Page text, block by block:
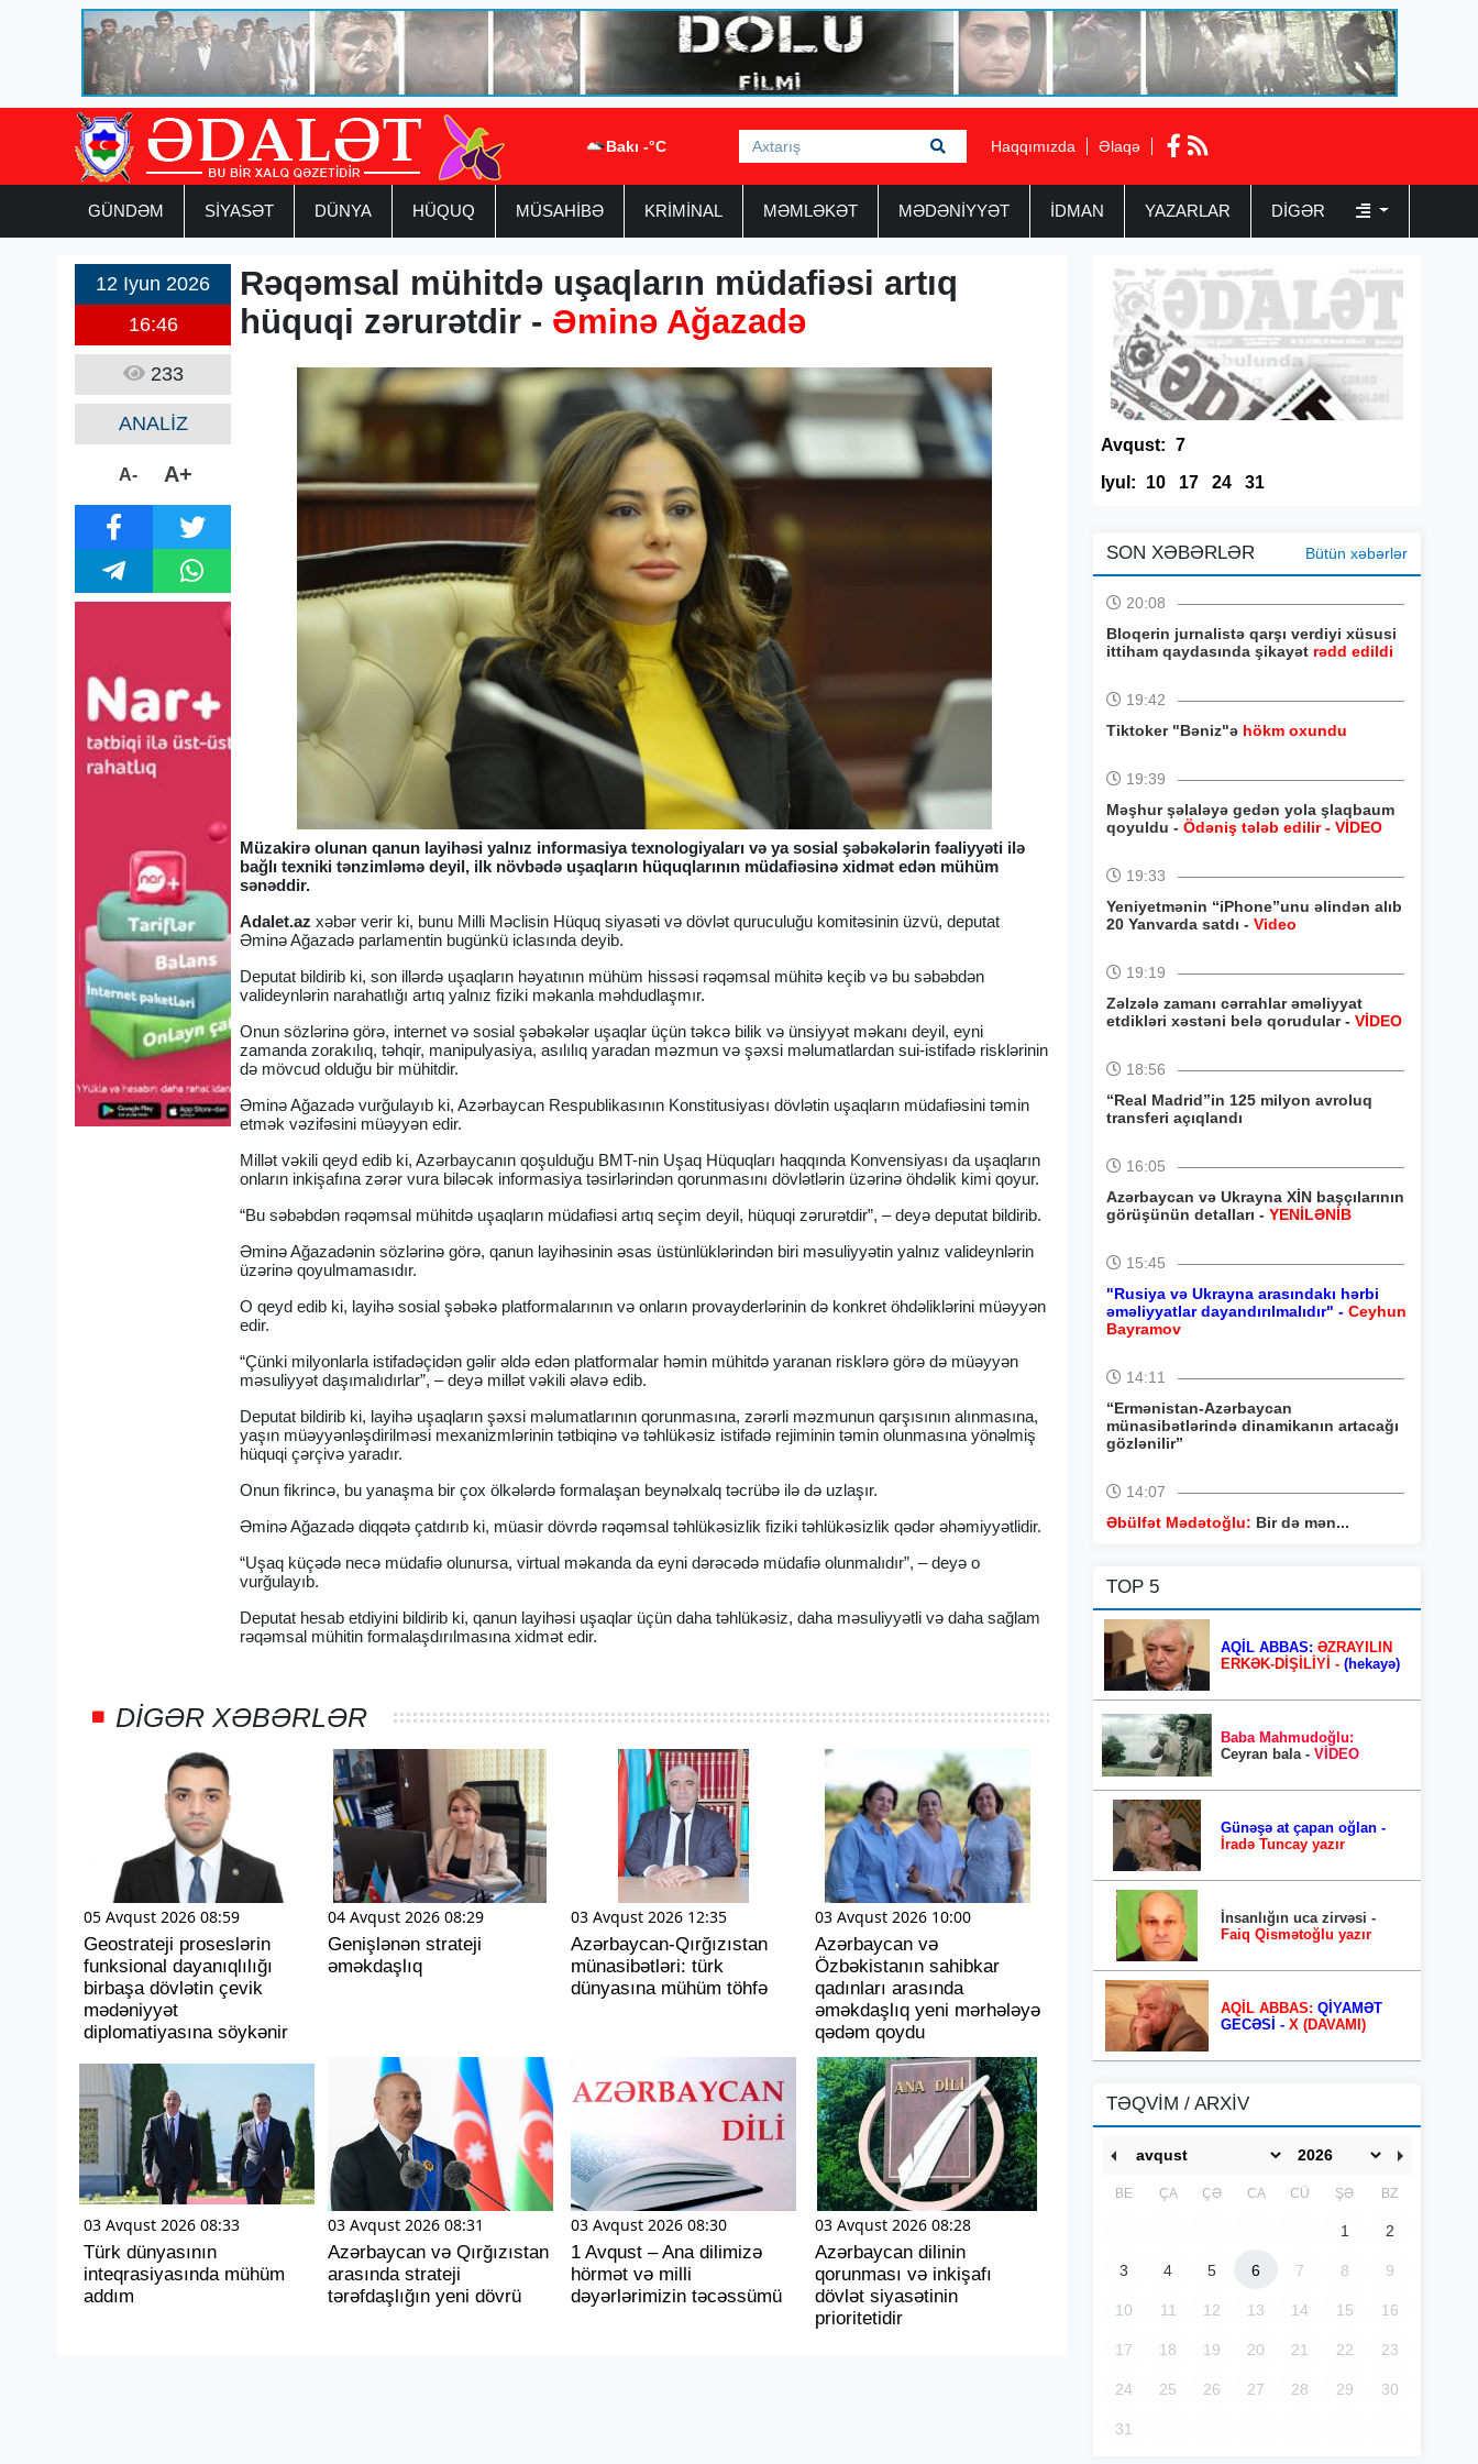
Bakı -°C Haqqımızda Əlaqə
GÜNDƏM SİYASƏT DÜNYA HÜQUQ MÜSAHİBƏ KRİMİNAL MƏMLƏKƏT MƏDƏNİYYƏT İDMAN YAZARLAR DIGƏR
12 Iyun 2026
16:46
233
ANALİZ
A- A+
Rəqəmsal mühitdə uşaqların müdafiəsi artıq
hüquqi zərurətdir - Əminə Ağazadə
Müzakirə olunan qanun layihəsi yalnız informasiya texnologiyaları və ya sosial şəbəkələrin fəaliyyəti ilə
bağlı texniki tənzimləmə deyil, ilk növbədə uşaqların hüquqlarının müdafiəsinə xidmət edən mühüm
sənəddir.
Adalet.az xəbər verir ki, bunu Milli Məclisin Hüquq siyasəti və dövlət quruculuğu komitəsinin üzvü, deputat
Əminə Ağazadə parlamentin bugünkü iclasında deyib.
Deputat bildirib ki, son illərdə uşaqların həyatının mühüm hissəsi rəqəmsal mühitə keçib və bu səbəbdən
valideynlərin narahatlığı artıq yalnız fiziki məkanla məhdudlaşmır.
Onun sözlərinə görə, internet və sosial şəbəkələr uşaqlar üçün təkcə bilik və ünsiyyət məkanı deyil, eyni
zamanda zorakılıq, təhqir, manipulyasiya, asılılıq yaradan məzmun və şəxsi məlumatlardan sui-istifadə risklərinin
də mövcud olduğu bir mühitdir.
Əminə Ağazadə vurğulayıb ki, Azərbaycan Respublikasının Konstitusiyası dövlətin uşaqların müdafiəsini təmin
etmək vəzifəsini müəyyən edir.
Millət vəkili qeyd edib ki, Azərbaycanın qoşulduğu BMT-nin Uşaq Hüquqları haqqında Konvensiyası da uşaqların
onların inkişafına zərər vura biləcək informasiya təsirlərindən qorunmasını dövlətlərin üzərinə öhdəlik kimi qoyur.
“Bu səbəbdən rəqəmsal mühitdə uşaqların müdafiəsi artıq seçim deyil, hüquqi zərurətdir”, – deyə deputat bildirib.
Əminə Ağazadənin sözlərinə görə, qanun layihəsinin əsas üstünlüklərindən biri məsuliyyətin yalnız valideynlərin
üzərinə qoyulmamasıdır.
O qeyd edib ki, layihə sosial şəbəkə platformalarının və onların provayderlərinin də konkret öhdəliklərini müəyyən
edir.
“Çünki milyonlarla istifadəçidən gəlir əldə edən platformalar həmin mühitdə yaranan risklərə görə də müəyyən
məsuliyyət daşımalıdırlar”, – deyə millət vəkili əlavə edib.
Deputat bildirib ki, layihə uşaqların şəxsi məlumatlarının qorunmasına, zərərli məzmunun qarşısının alınmasına,
yaşın müəyyənləşdirilməsi mexanizmlərinin tətbiqinə və təhlükəsiz istifadə rejiminin təmin olunmasına yönəlmiş
hüquqi çərçivə yaradır.
Onun fikrincə, bu yanaşma bir çox ölkələrdə formalaşan beynəlxalq təcrübə ilə də uzlaşır.
Əminə Ağazadə diqqətə çatdırıb ki, müasir dövrdə rəqəmsal təhlükəsizlik fiziki təhlükəsizlik qədər əhəmiyyətlidir.
“Uşaq küçədə necə müdafiə olunursa, virtual məkanda da eyni dərəcədə müdafiə olunmalıdır”, – deyə o
vurğulayıb.
Deputat hesab etdiyini bildirib ki, qanun layihəsi uşaqlar üçün daha təhlükəsiz, daha məsuliyyətli və daha sağlam
rəqəmsal mühitin formalaşdırılmasına xidmət edir.
DIGƏR XƏBƏRLƏR
05 Avqust 2026 08:59
Geostrateji proseslərin
funksional dayanıqlılığı
birbaşa dövlətin çevik
mədəniyyət
diplomatiyasına söykənir
04 Avqust 2026 08:29
Genişlənən strateji
əməkdaşlıq
03 Avqust 2026 12:35
Azərbaycan-Qırğızıstan
münasibətləri: türk
dünyasına mühüm töhfə
03 Avqust 2026 10:00
Azərbaycan və
Özbəkistanın sahibkar
qadınları arasında
əməkdaşlıq yeni mərhələyə
qədəm qoydu
03 Avqust 2026 08:33
Türk dünyasının
inteqrasiyasında mühüm
addım
03 Avqust 2026 08:31
Azərbaycan və Qırğızıstan
arasında strateji
tərəfdaşlığın yeni dövrü
03 Avqust 2026 08:30
1 Avqust – Ana dilimizə
hörmət və milli
dəyərlərimizin təcəssümü
03 Avqust 2026 08:28
Azərbaycan dilinin
qorunması və inkişafı
dövlət siyasətinin
prioritetidir
Avqust: 7
Iyul:
10 17 24 31
SON XƏBƏRLƏR Bütün xəbərlər
20:08
Bloqerin jurnalistə qarşı verdiyi xüsusi
ittiham qaydasında şikayət rədd edildi
19:42
Tiktoker "Bəniz"ə hökm oxundu
19:39
Məşhur şəlaləyə gedən yola şlaqbaum
qoyuldu - Ödəniş tələb edilir - VİDEO
19:33
Yeniyetmənin “iPhone”unu əlindən alıb
20 Yanvarda satdı - Video
19:19
Zəlzələ zamanı cərrahlar əməliyyat
etdikləri xəstəni belə qorudular - VİDEO
18:56
“Real Madrid”in 125 milyon avroluq
transferi açıqlandı
16:05
Azərbaycan və Ukrayna XİN başçılarının
görüşünün detalları - YENİLƏNİB
15:45
"Rusiya və Ukrayna arasındakı hərbi
əməliyyatlar dayandırılmalıdır" - Ceyhun
Bayramov
14:11
“Ermənistan-Azərbaycan
münasibətlərində dinamikanın artacağı
gözlənilir”
14:07
Əbülfət Mədətoğlu: Bir də mən...
TOP 5
AQİL ABBAS: ƏZRAYILIN
ERKƏK-DİŞİLİYİ - (hekayə)
Baba Mahmudoğlu:
Ceyran bala - VİDEO
Günəşə at çapan oğlan -
İradə Tuncay yazır
İnsanlığın uca zirvəsi -
Faiq Qismətoğlu yazır
AQİL ABBAS: QİYAMƏT
GECƏSİ - X (DAVAMI)
TƏQVİM / ARXİV
BE ÇA ÇƏ CA CÜ ŞƏ BZ
1 2
3 4 5 6 7 8 9
10 11 12 13 14 15 16
17 18 19 20 21 22 23
24 25 26 27 28 29 30
31